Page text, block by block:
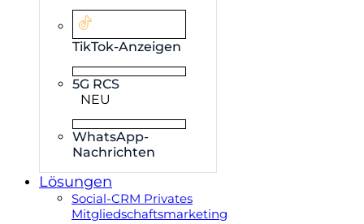
TikTok-Anzeigen
5G RCS
NEU
WhatsApp-
Nachrichten
Lösungen
Social-CRM Privates
Mitgliedschaftsmarketing